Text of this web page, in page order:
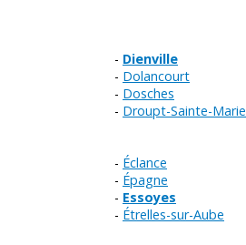
Dienville
Dolancourt
Dosches
Droupt-Sainte-Marie
Éclance
Épagne
Essoyes
Étrelles-sur-Aube